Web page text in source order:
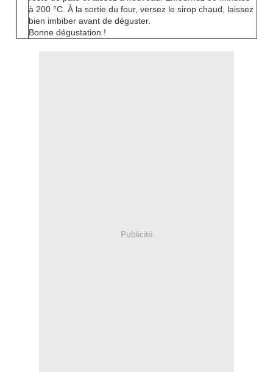
à 200 °C. À la sortie du four, versez le sirop chaud, laissez
bien imbiber avant de déguster.
Bonne dégustation !
Publicité